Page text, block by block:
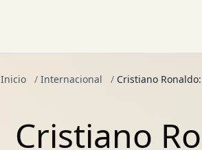
Inicio / Internacional / Cristiano
Cristiano